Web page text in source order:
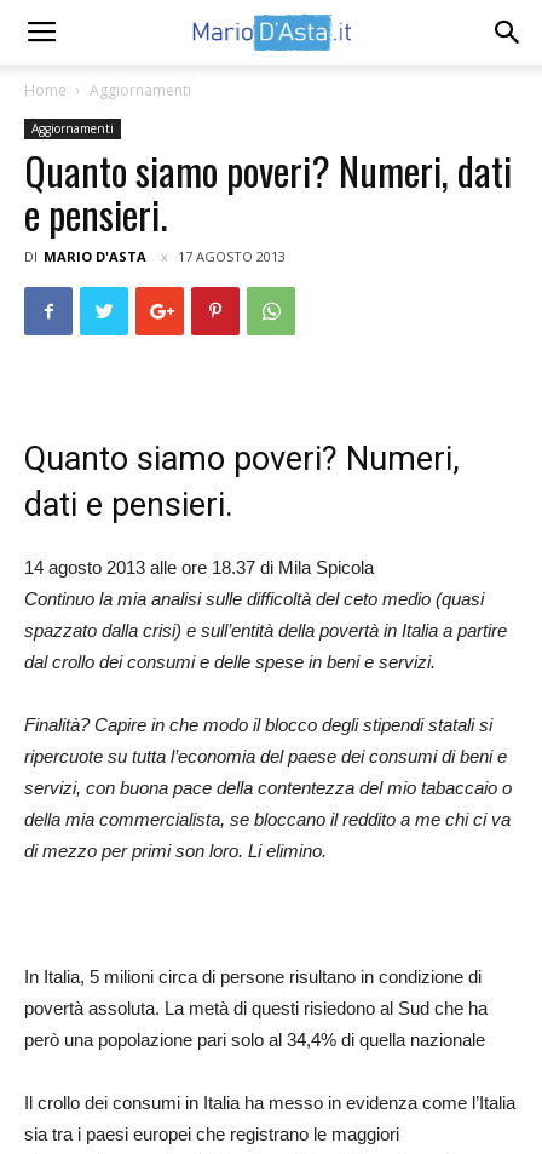
Home Aggiornamenti
Aggiornamenti
Quanto siamo poveri? Numeri, dati
e pensieri.
DI MARIO D'ASTA 17 AGOSTO 2013
Quanto siamo poveri? Numeri,
dati e pensieri.
14 agosto 2013 alle ore 18.37 di Mila Spicola
Continuo la mia analisi sulle difficoltà del ceto medio (quasi
spazzato dalla crisi) e sull’entità della povertà in Italia a partire
dal crollo dei consumi e delle spese in beni e servizi.
Finalità? Capire in che modo il blocco degli stipendi statali si
ripercuote su tutta l’economia del paese dei consumi di beni e
servizi, con buona pace della contentezza del mio tabaccaio o
della mia commercialista, se bloccano il reddito a me chi ci va
di mezzo per primi son loro. Li elimino.
In Italia, 5 milioni circa di persone risultano in condizione di
povertà assoluta. La metà di questi risiedono al Sud che ha
però una popolazione pari solo al 34,4% di quella nazionale
Il crollo dei consumi in Italia ha messo in evidenza come l’Italia
sia tra i paesi europei che registrano le maggiori